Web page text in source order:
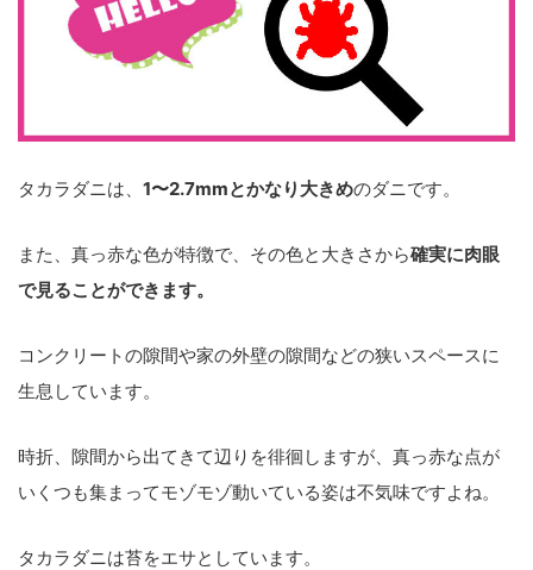
タカラダニは、 1〜2.7mmとかなり大きめのダニです。
また、真っ赤な色が特徴で、その色と大きさから確実に肉眼
で見ることができます。
コンクリートの隙間や家の外壁の隙間などの狭いスペースに
生息しています。
時折、隙間から出てきて辺りを徘徊しますが、真っ赤な点が
いくつも集まってモゾモゾ動いている姿は不気味ですよね。
タカラダニは苔をエサとしています。